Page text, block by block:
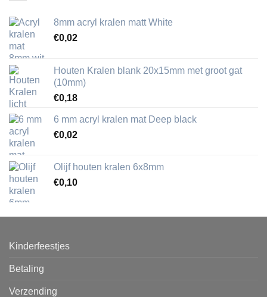
8mm acryl kralen matt White
€0,02
Houten Kralen blank 20x15mm met groot gat
(10mm)
€0,18
6 mm acryl kralen mat Deep black
€0,02
Olijf houten kralen 6x8mm
€0,10
Kinderfeestjes
Betaling
Verzending